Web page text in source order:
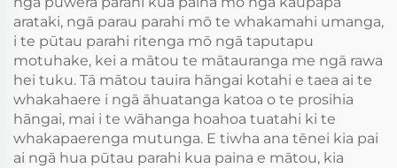
arataki, ngā parau parahi mō te whakamahi umanga,
i te pūtau parahi ritenga mō ngā taputapu
motuhake, kei a mātou te mātauranga me ngā rawa
hei tuku. Tā mātou tauira hāngai kotahi e taea ai te
whakahaere i ngā āhuatanga katoa o te prosihia
hāngai, mai i te wāhanga hoahoa tuatahi ki te
whakapaerenga mutunga. E tiwha ana tēnei kia pai
ai ngā hua pūtau parahi kua paina e mātou, kia